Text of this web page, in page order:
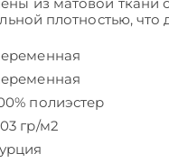
плотностью,
полиэстер
гр/м2